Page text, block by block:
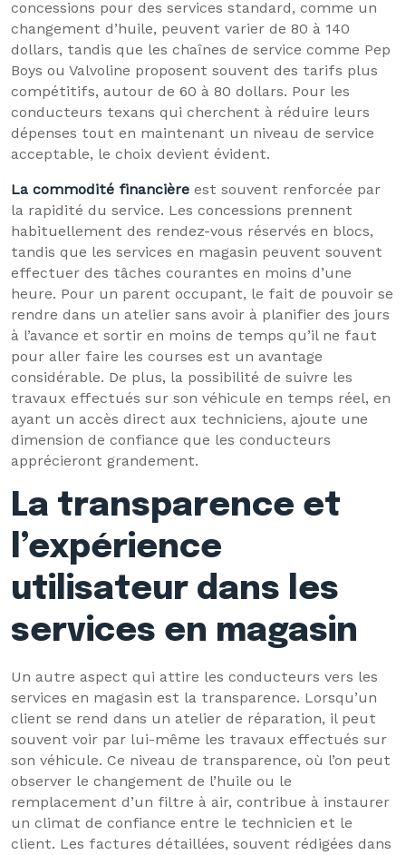
concessions pour des services standard, comme un
changement d’huile, peuvent varier de 80 à 140
dollars, tandis que les chaînes de service comme Pep
Boys ou Valvoline proposent souvent des tarifs plus
compétitifs, autour de 60 à 80 dollars. Pour les
conducteurs texans qui cherchent à réduire leurs
dépenses tout en maintenant un niveau de service
acceptable, le choix devient évident.
La commodité financière est souvent renforcée par
la rapidité du service. Les concessions prennent
habituellement des rendez-vous réservés en blocs,
tandis que les services en magasin peuvent souvent
effectuer des tâches courantes en moins d’une
heure. Pour un parent occupant, le fait de pouvoir se
rendre dans un atelier sans avoir à planifier des jours
à l’avance et sortir en moins de temps qu’il ne faut
pour aller faire les courses est un avantage
considérable. De plus, la possibilité de suivre les
travaux effectués sur son véhicule en temps réel, en
ayant un accès direct aux techniciens, ajoute une
dimension de confiance que les conducteurs
apprécieront grandement.
La transparence et
l’expérience
utilisateur dans les
services en magasin
Un autre aspect qui attire les conducteurs vers les
services en magasin est la transparence. Lorsqu’un
client se rend dans un atelier de réparation, il peut
souvent voir par lui-même les travaux effectués sur
son véhicule. Ce niveau de transparence, où l’on peut
observer le changement de l’huile ou le
remplacement d’un filtre à air, contribue à instaurer
un climat de confiance entre le technicien et le
client. Les factures détaillées, souvent rédigées dans